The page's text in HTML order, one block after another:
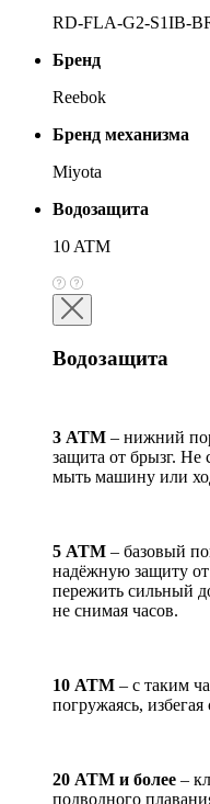
RD-FLA-G2-S1IB-
Бренд
Reebok
Бренд механизма
Miyota
Водозащита
10 ATM
Водозащита
3 АТМ – нижний
защита от брызг. Не
мыть машину или
5 АТМ – базовый
надёжную защиту
пережить сильный
не снимая часов.
10 АТМ – с таким
погружаясь,
20 АТМ и более –
подводного